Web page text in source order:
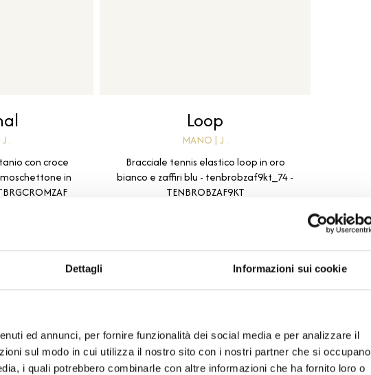
Dettagli Informazioni sui cookie
ed annunci, per fornire funzionalità dei social media e per analizzare il
sul modo in cui utilizza il nostro sito con i nostri partner che si occupano
i quali potrebbero combinarle con altre informazioni che ha fornito loro o
.
con croce
in
Loop
MANO | J .
Bracciale tennis elastico loop in oro
bianco e zaffiri blu - tenbrobzaf9kt_74 -
TENBROBZAF9KT
Visualizza articolo